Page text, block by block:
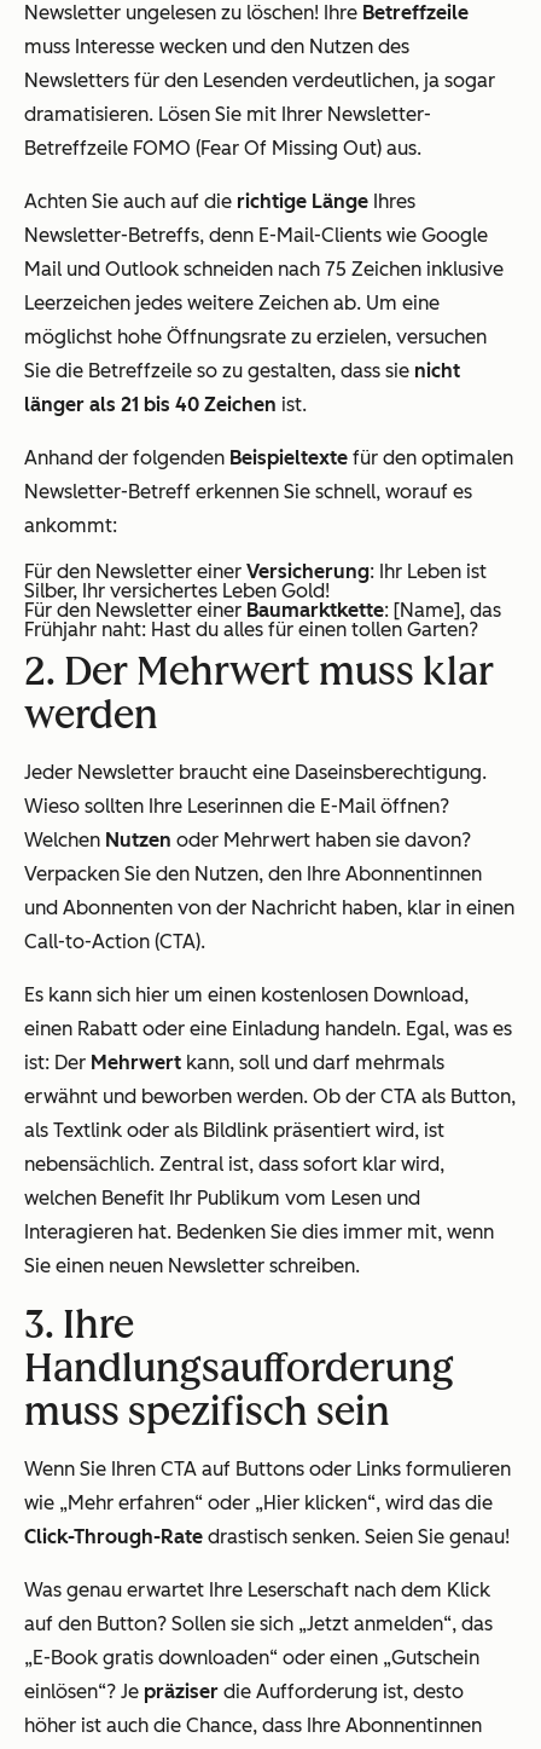
Newsletter ungelesen zu löschen! Ihre Betreffzeile
muss Interesse wecken und den Nutzen des
Newsletters für den Lesenden verdeutlichen, ja sogar
dramatisieren. Lösen Sie mit Ihrer Newsletter-
Betreffzeile FOMO (Fear Of Missing Out) aus.
Achten Sie auch auf die richtige Länge Ihres
Newsletter-Betreffs, denn E-Mail-Clients wie Google
Mail und Outlook schneiden nach 75 Zeichen inklusive
Leerzeichen jedes weitere Zeichen ab. Um eine
möglichst hohe Öffnungsrate zu erzielen, versuchen
Sie die Betreffzeile so zu gestalten, dass sie nicht
länger als 21 bis 40 Zeichen ist.
Anhand der folgenden Beispieltexte für den optimalen
Newsletter-Betreff erkennen Sie schnell, worauf es
ankommt:
Für den Newsletter einer Versicherung: Ihr Leben ist
Silber, Ihr versichertes Leben Gold!
Für den Newsletter einer Baumarktkette: [Name], das
Frühjahr naht: Hast du alles für einen tollen Garten?
2. Der Mehrwert muss klar
werden
Jeder Newsletter braucht eine Daseinsberechtigung.
Wieso sollten Ihre Leserinnen die E-Mail öffnen?
Welchen Nutzen oder Mehrwert haben sie davon?
Verpacken Sie den Nutzen, den Ihre Abonnentinnen
und Abonnenten von der Nachricht haben, klar in einen
Call-to-Action (CTA).
Es kann sich hier um einen kostenlosen Download,
einen Rabatt oder eine Einladung handeln. Egal, was es
ist: Der Mehrwert kann, soll und darf mehrmals
erwähnt und beworben werden. Ob der CTA als Button,
als Textlink oder als Bildlink präsentiert wird, ist
nebensächlich. Zentral ist, dass sofort klar wird,
welchen Benefit Ihr Publikum vom Lesen und
Interagieren hat. Bedenken Sie dies immer mit, wenn
Sie einen neuen Newsletter schreiben.
3. Ihre
Handlungsaufforderung
muss spezifisch sein
Wenn Sie Ihren CTA auf Buttons oder Links formulieren
wie „Mehr erfahren“ oder „Hier klicken“, wird das die
Click-Through-Rate drastisch senken. Seien Sie genau!
Was genau erwartet Ihre Leserschaft nach dem Klick
auf den Button? Sollen sie sich „Jetzt anmelden“, das
„E-Book gratis downloaden“ oder einen „Gutschein
einlösen“? Je präziser die Aufforderung ist, desto
höher ist auch die Chance, dass Ihre Abonnentinnen